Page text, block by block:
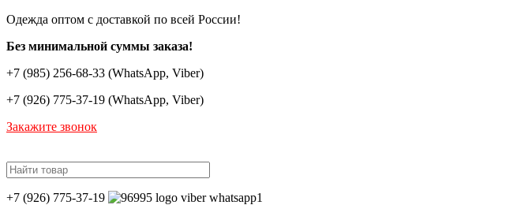
Одежда оптом c доставкой по всей России!
Без минимальной суммы заказа!
+7 (985) 256-68-33 (WhatsApp, Viber)
+7 (926) 775-37-19 (WhatsApp, Viber)
Закажите звонок
+7 (926) 775-37-19